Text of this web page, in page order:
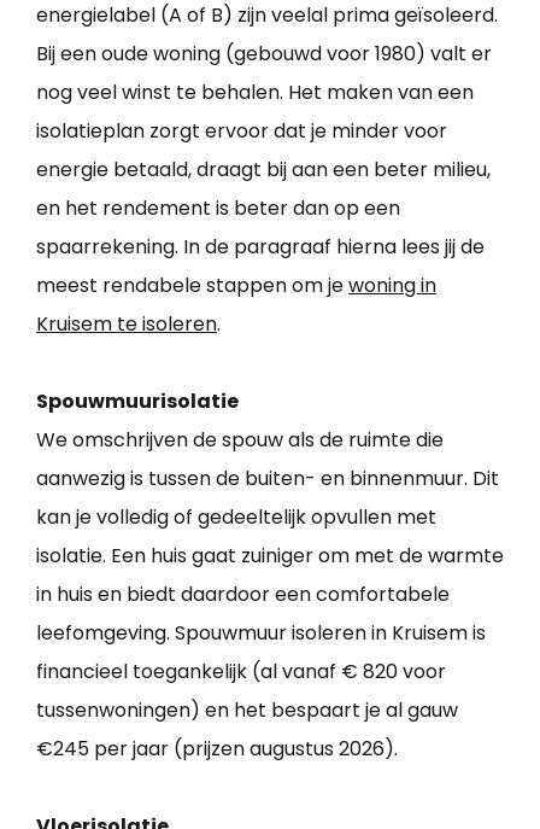
energielabel (A of B) zijn veelal prima geïsoleerd.
Bij een oude woning (gebouwd voor 1980) valt er
nog veel winst te behalen. Het maken van een
isolatieplan zorgt ervoor dat je minder voor
energie betaald, draagt bij aan een beter milieu,
en het rendement is beter dan op een
spaarrekening. In de paragraaf hierna lees jij de
meest rendabele stappen om jewoning in
Kruisem te isoleren.
Spouwmuurisolatie
We omschrijven de spouw als de ruimte die
aanwezig is tussen de buiten- en binnenmuur. Dit
kan je volledig of gedeeltelijk opvullen met
isolatie. Een huis gaat zuiniger om met de warmte
in huis en biedt daardoor een comfortabele
leefomgeving. Spouwmuur isoleren in Kruisem is
financieel toegankelijk (al vanaf € 820 voor
tussenwoningen) en het bespaart je al gauw
€245 per jaar (prijzen augustus 2026).